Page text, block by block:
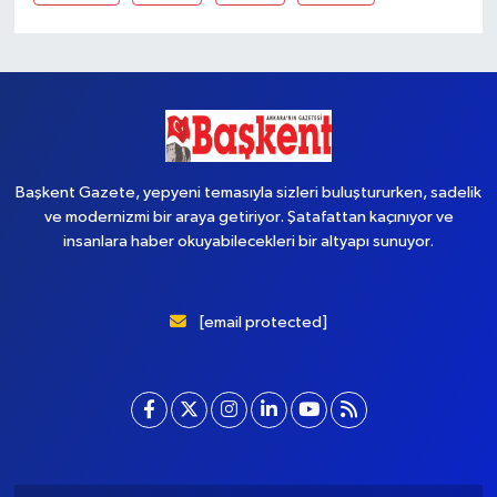
Başkent Gazete, yepyeni temasıyla sizleri buluştururken, sadelik
ve modernizmi bir araya getiriyor. Şatafattan kaçınıyor ve
insanlara haber okuyabilecekleri bir altyapı sunuyor.
[email protected]